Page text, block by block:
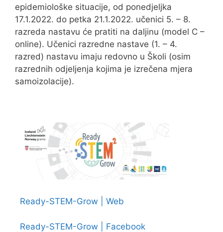
epidemiološke situacije, od ponedjeljka
17.1.2022. do petka 21.1.2022. učenici 5. – 8.
razreda nastavu će pratiti na daljinu (model C –
online). Učenici razredne nastave (1. – 4.
razred) nastavu imaju redovno u Školi (osim
razrednih odjeljenja kojima je izrečena mjera
samoizolacije).
Ready-STEM-Grow | Web
Ready-STEM-Grow | Facebook